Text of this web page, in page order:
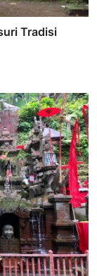
Tradisi